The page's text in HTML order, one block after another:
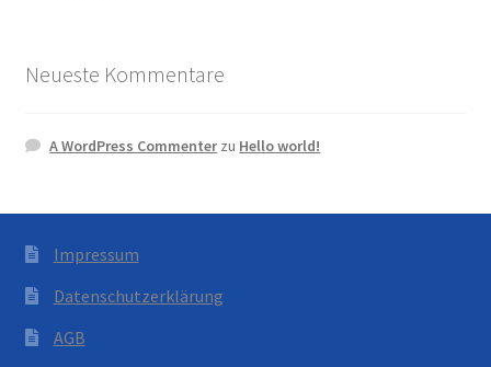
Neueste Kommentare
A WordPress Commenterzu Hello world!
Impressum
Datenschutzerklärung
AGB